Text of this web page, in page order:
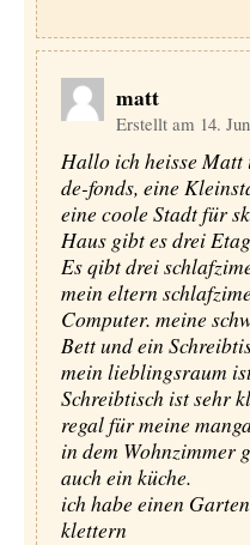
matt
Erstellt am 14.
Hallo ich heisse Matt
de-fonds, eine
eine coole Stadt für
Haus gibt es drei
Es qibt drei
mein eltern
Computer. meine
Bett und ein
mein lieblingsraum
Schreibtisch ist sehr
regal für meine
in dem Wohnzimmer
auch ein küche.
ich habe einen
klettern